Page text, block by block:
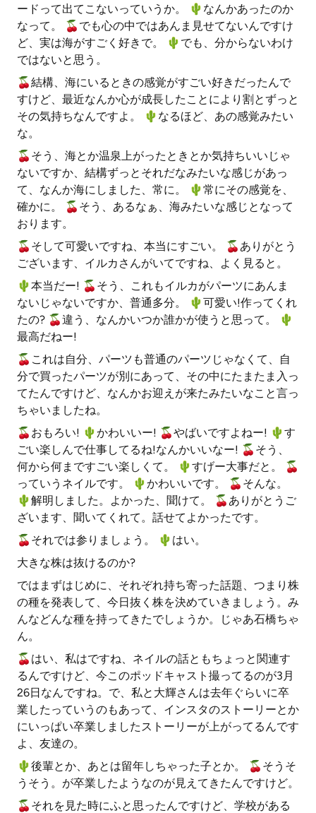
ードって出てこないっていうか。 🌵️なんかあったのか
なって。 🍒でも心の中ではあんま見せてないんですけ
ど、実は海がすごく好きで。 🌵️でも、分からないわけ
ではないと思う。
🍒結構、海にいるときの感覚がすごい好きだったんで
すけど、最近なんか心が成長したことにより割とずっと
その気持ちなんですよ。 🌵️なるほど、あの感覚みたい
な。
🍒そう、海とか温泉上がったときとか気持ちいいじゃ
ないですか、結構ずっとそれだなみたいな感じがあっ
て、なんか海にしました、常に。 🌵️常にその感覚を、
確かに。 🍒そう、あるなぁ、海みたいな感じとなって
おります。
🍒そして可愛いですね、本当にすごい。 🍒ありがとう
ございます、イルカさんがいてですね、よく見ると。
🌵️本当だー! 🍒そう、これもイルカがパーツにあんま
ないじゃないですか、普通多分。 🌵️可愛い!作ってくれ
たの? 🍒違う、なんかいつか誰かが使うと思って。 🌵️
最高だねー!
🍒これは自分、パーツも普通のパーツじゃなくて、自
分で買ったパーツが別にあって、その中にたまたま入っ
てたんですけど、なんかお迎えが来たみたいなこと言っ
ちゃいましたね。
🍒おもろい! 🌵️かわいいー! 🍒やばいですよねー! 🌵️す
ごい楽しんで仕事してるね!なんかいいなー! 🍒そう、
何から何まですごい楽しくて。 🌵️すげー大事だと。 🍒
っていうネイルです。 🌵️かわいいです。 🍒そんな。
🌵️解明しました。よかった、聞けて。 🍒ありがとうご
ざいます、聞いてくれて。話せてよかったです。
🍒それでは参りましょう。 🌵️はい。
大きな株は抜けるのか?
ではまずはじめに、それぞれ持ち寄った話題、つまり株
の種を発表して、今日抜く株を決めていきましょう。み
んなどんな種を持ってきたでしょうか。じゃあ石橋ちゃ
ん。
🍒はい、私はですね、ネイルの話ともちょっと関連す
るんですけど、今このポッドキャスト撮ってるのが3月
26日なんですね。で、私と大輝さんは去年ぐらいに卒
業したっていうのもあって、インスタのストーリーとか
にいっぱい卒業しましたストーリーが上がってるんです
よ、友達の。
🌵️後輩とか、あとは留年しちゃった子とか。 🍒そうそ
うそう。が卒業したようなのが見えてきたんですけど。
🍒それを見た時にふと思ったんですけど、学校がある